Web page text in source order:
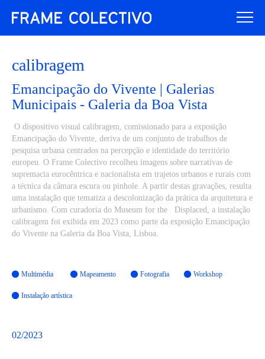
calibragem
Emancipação do Vivente | Galerias
Municipais - Galeria da Boa Vista
O dispositivo visual calibragem, comissionado para a exposição
Emancipação do Vivente, deriva de um conjunto de trabalhos de
pesquisa urbana centrados na percepção e identidade do território
europeu. O Frame Colectivo recolheu imagens sobre narrativas de
supremacia eurocêntrica e nacionalista em trajetos urbanos e rurais com
a técnica da câmara escura ou pinhole. A partir destas gravações, resulta
uma instalação que tematiza a descolonização da prática da arquitetura e
urbanismo. Com curadoria do Museum for the Displaced, a instalação
calibragem foi exibida em 2023 como parte da exposição Emancipação
do Vivente na Galeria da Boa Vista, Lisboa.
Multimédia Mapeamento Fotografia Workshop
Instalação artística
02/2023